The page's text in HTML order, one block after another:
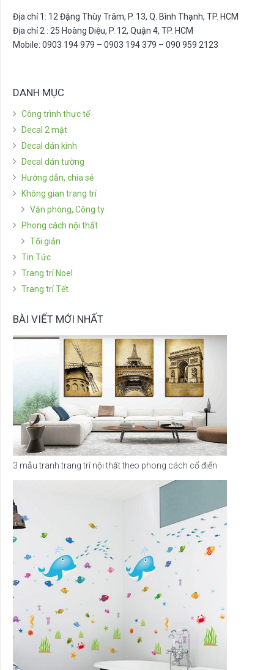
Địa chỉ 1: 12 Đặng Thùy Trâm, P. 13, Q. Bình Thạnh, TP. HCM
Địa chỉ 2 : 25 Hoàng Diệu, P. 12, Quận 4, TP. HCM
Mobile: 0903 194 979 – 0903 194 379 – 090 959 2123
DANH MỤC
Công trình thực tế
Decal 2 mặt
Decal dán kính
Decal dán tường
Hướng dẫn, chia sẻ
Không gian trang trí
Văn phòng, Công ty
Phong cách nội thất
Tối giản
Tin Tức
Trang trí Noel
Trang trí Tết
BÀI VIẾT MỚI NHẤT
3 mẫu tranh trang trí nội thất theo phong cách cổ điển